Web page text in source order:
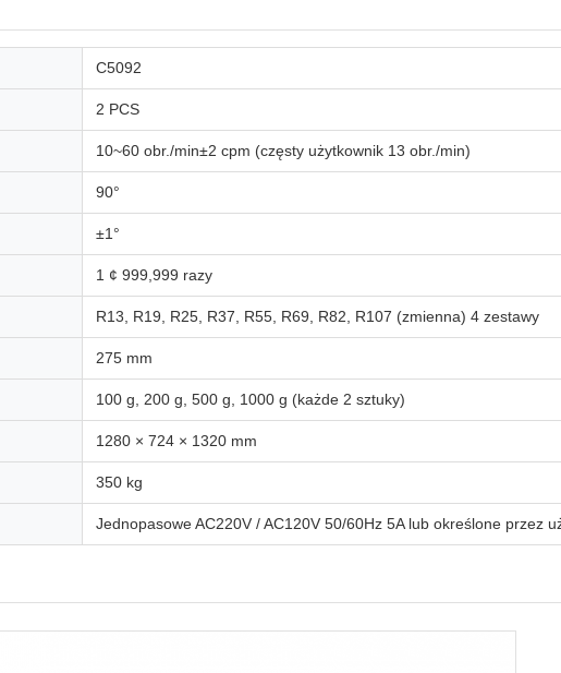
C5092
2 PCS
10~60 obr./min±2 cpm (częsty użytkownik 13 obr./min)
90°
±1°
1 ¢ 999,999 razy
R13, R19, R25, R37, R55, R69, R82, R107 (zmienna) 4 zestawy
275 mm
100 g, 200 g, 500 g, 1000 g (każde 2 sztuky)
1280 × 724 × 1320 mm
350 kg
Jednopasowe AC220V / AC120V 50/60Hz 5A lub określone przez